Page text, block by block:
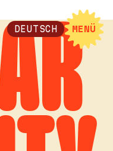
DEUTSCH MENÜ